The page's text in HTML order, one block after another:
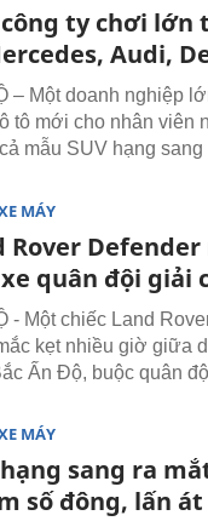
ty chơi lớn
Audi,
– Một doanh nghiệp
tô mới cho nhân viên
mẫu SUV hạng
MÁY
Rover
quân đội giải
- Một chiếc Land
kẹt nhiều giờ giữa
Ấn Độ, buộc quân
MÁY
hạng sang ra
số đông, lấn